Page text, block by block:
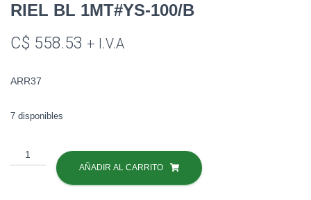
RIEL BL 1MT#YS-100/B
C$ 558.53 + I.V.A
ARR37
7 disponibles
RIEL
BL
AÑADIR AL CARRITO